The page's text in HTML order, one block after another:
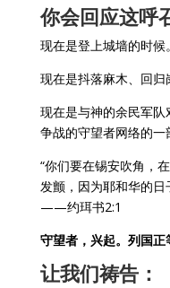
你会回应这呼
现在是登上城墙的时候。
现在是抖落麻木、回归
现在是与神的余民军
争战的守望者网络的一
“你们要在锡安吹角，
发颤，因为耶和华的
——约珥书2:1
守望者，兴起。列国正
让我们祷告：